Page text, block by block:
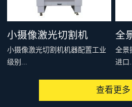
材料的切割雕刻，例如：亚克
力、木料、皮革、布料、毛料、
太阳能板等，是你购买入门级激
光切割机的首选。
绝
刻
革
是你
选。
小摄像激光切割机
小摄像激光切割机机器配置工业
级别...
全
全景
进口
查看更多